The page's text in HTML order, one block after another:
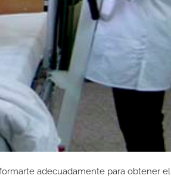
adecuadamente para obtener el